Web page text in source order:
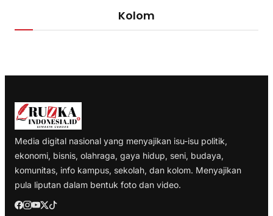
Kolom
Media digital nasional yang menyajikan isu-isu politik,
ekonomi, bisnis, olahraga, gaya hidup, seni, budaya,
komunitas, info kampus, sekolah, dan kolom. Menyajikan
pula liputan dalam bentuk foto dan video.